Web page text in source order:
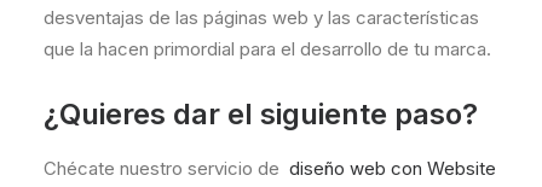
desventajas de las páginas web y las características
que la hacen primordial para el desarrollo de tu marca.
¿Quieres dar el siguiente paso?
Chécate nuestro servicio de diseño web con Website